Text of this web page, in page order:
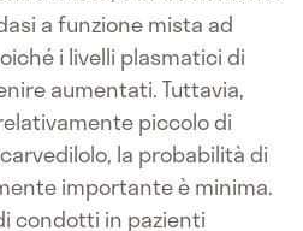
a funzione mista ad
i livelli plasmatici di
aumentati. Tuttavia,
piccolo di
la probabilità di
importante è minima.
condotti in pazienti